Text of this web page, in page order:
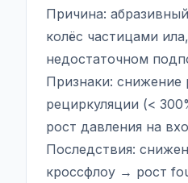
Причина:
колёс частицами
недостаточном
Признаки: снижение
рециркуляции (<
рост давления на
Последствия:
кроссфлоу → рост